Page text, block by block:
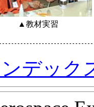
▲教材実習
デック